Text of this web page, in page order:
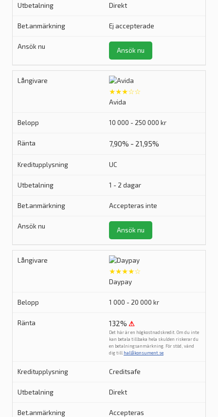
Direkt
Ej accepterade
Ansök nu
★★★☆☆
Avida
10 000 - 250 000 kr
7,90% - 21,95%
UC
1 - 2 dagar
Accepteras inte
Ansök nu
★★★★☆
Daypay
1 000 - 20 000 kr
132% ⚠
Det här är en högkostnadskredit. Om du inte
kan betala tillbaka hela skulden riskerar du
en betalningsanmärkning. För stöd, vänd
dig till hallåkonsument.se
Creditsafe
Direkt
Accepteras